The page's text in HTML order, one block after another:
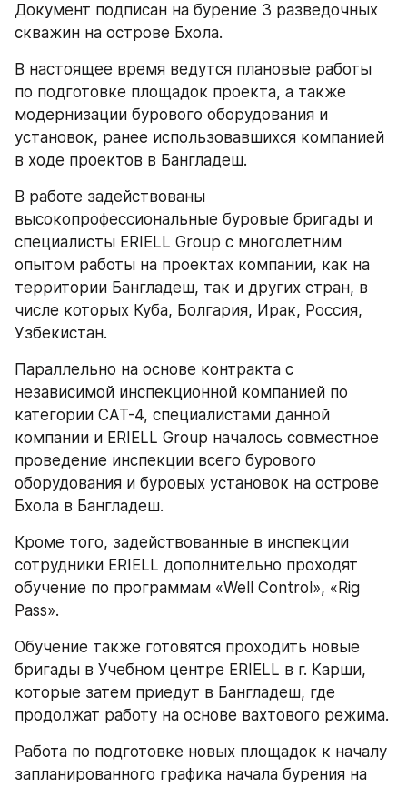
Документ подписан на бурение 3 разведочных
скважин на острове Бхола.
В настоящее время ведутся плановые работы
по подготовке площадок проекта, а также
модернизации бурового оборудования и
установок, ранее использовавшихся компанией
в ходе проектов в Бангладеш.
В работе задействованы
высокопрофессиональные буровые бригады и
специалисты ERIELL Group с многолетним
опытом работы на проектах компании, как на
территории Бангладеш, так и других стран, в
числе которых Куба, Болгария, Ирак, Россия,
Узбекистан.
Параллельно на основе контракта с
независимой инспекционной компанией по
категории CAT-4, специалистами данной
компании и ERIELL Group началось совместное
проведение инспекции всего бурового
оборудования и буровых установок на острове
Бхола в Бангладеш.
Кроме того, задействованные в инспекции
сотрудники ERIELL дополнительно проходят
обучение по программам «Well Control», «Rig
Pass».
Обучение также готовятся проходить новые
бригады в Учебном центре ERIELL в г. Карши,
которые затем приедут в Бангладеш, где
продолжат работу на основе вахтового режима.
Работа по подготовке новых площадок к началу
запланированного графика начала бурения на